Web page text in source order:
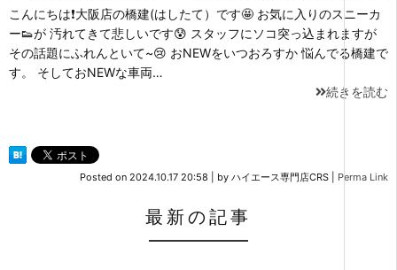
こんにちは❗大阪店の橋建(はしたて）です🤩 お気に入りのスニーカ
ー👟が 汚れてきて悲しいです😰 スタッフにソコ突っ込まれますが
その話題にふれんといて~😢 おNEWをいつおろすか 悩んでる橋建で
す。 そしておNEWな車両…
続きを読む
Posted on 2024.10.17 20:58 by ハイエース専門店CRS Perma Link
最新の記事